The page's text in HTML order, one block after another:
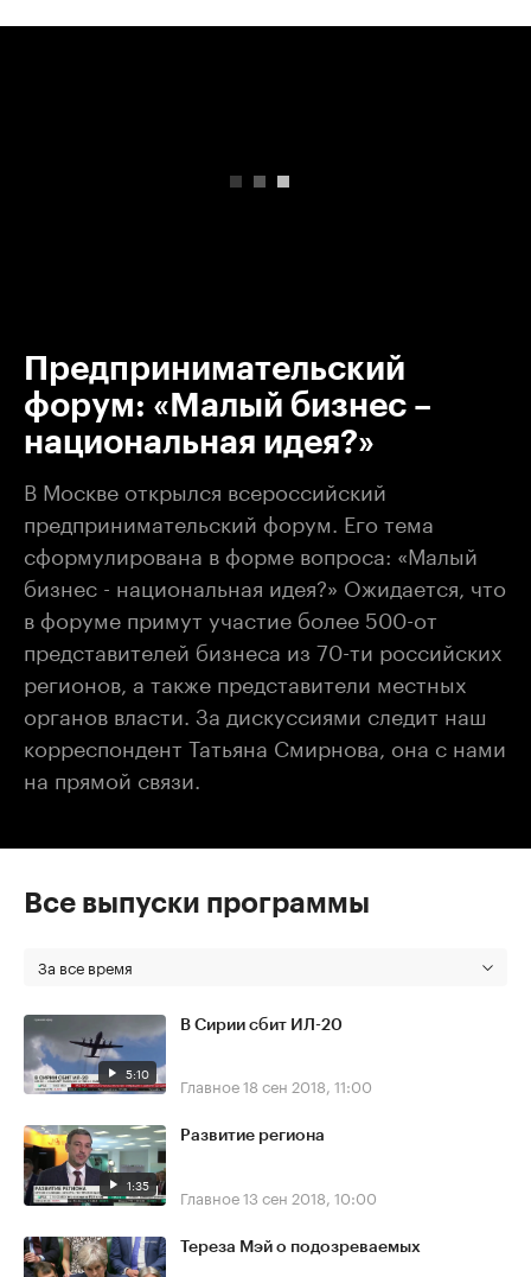
Предпринимательский
форум: «Малый бизнес –
национальная идея?»
В Москве открылся всероссийский
предпринимательский форум. Его тема
сформулирована в форме вопроса: «Малый
бизнес - национальная идея?» Ожидается, что
в форуме примут участие более 500-от
представителей бизнеса из 70-ти российских
регионов, а также представители местных
органов власти. За дискуссиями следит наш
корреспондент Татьяна Смирнова, она с нами
на прямой связи.
Все выпуски программы
За все время
5:10
В Сирии сбит ИЛ-20
Главное18 сен 2018, 11:00
1:35
Развитие региона
Главное13 сен 2018, 10:00
Тереза Мэй о подозреваемых